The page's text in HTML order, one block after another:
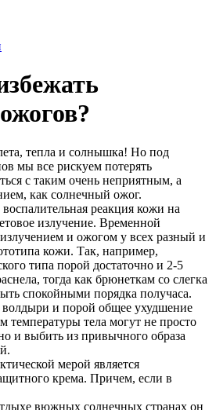
тепла и солнышка! Но под
мы все рискуем потерять
с таким очень неприятным, а
как солнечный ожог.
реакция кожи на
излучение. Временной
и ожогом у всех разный и
кожи. Так, например,
типа порой достаточно и 2-5
тогда как брюнеткам со слегка
спокойными порядка получаса.
волдыри и порой общее ухудшение
температуры тела могут не просто
и выбить из привычного образа
мерой является
крема. Причем, если в
вюжных солнечных странах он